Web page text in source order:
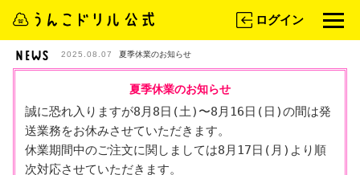
ログイン
2025.08.07 夏季休業のお知らせ
夏季休業のお知らせ
誠に恐れ入りますが8月8日(土)〜8月16日(日)の間は発
送業務をお休みさせていただきます。
休業期間中のご注文に関しましては8月17日(月)より順
次対応させていただきます。